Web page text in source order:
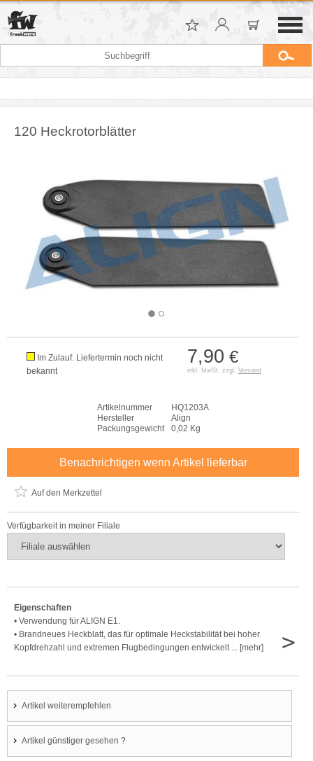
120 Heckrotorblätter
7,90 €
inkl. MwSt. zzgl. Versand
Im Zulauf. Liefertermin noch nicht
bekannt
Artikelnummer
HQ1203A
Hersteller
Align
Packungsgewicht
0,02 Kg
Benachrichtigen wenn Artikel lieferbar
Auf den Merkzettel
Verfügbarkeit in meiner Filiale
Eigenschaften
• Verwendung für ALIGN E1.
• Brandneues Heckblatt, das für optimale Heckstabilität bei hoher
Kopfdrehzahl und extremen Flugbedingungen entwickelt ... [mehr]
>
Artikel weiterempfehlen
Artikel günstiger gesehen ?